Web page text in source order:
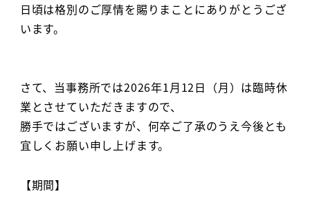
日頃は格別のご厚情を賜りまことにありがとうござ
います。
さて、当事務所では2026年1月12日（月）は臨時休
業とさせていただきますので、
勝手ではございますが、何卒ご了承のうえ今後とも
宜しくお願い申し上げます。
【期間】